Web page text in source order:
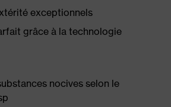
exceptionnels
grâce à la technologie
nocives selon le